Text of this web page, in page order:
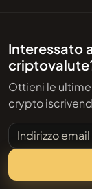
Interessato
Ottieni le
crypto
Indirizzo email